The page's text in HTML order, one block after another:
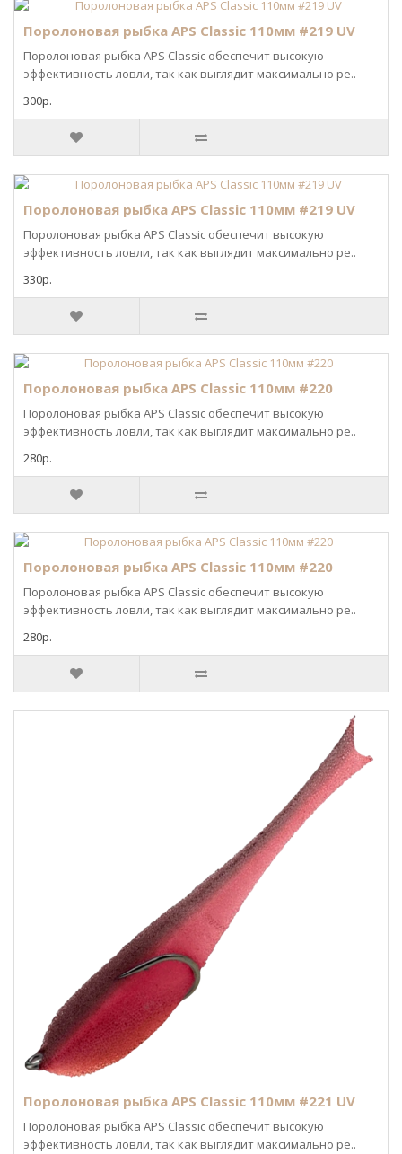
Поролоновая рыбка APS Classic 110мм #219 UV
Поролоновая рыбка APS Classic обеспечит высокую
эффективность ловли, так как выглядит максимально ре..
300р.
Поролоновая рыбка APS Classic 110мм #219 UV
Поролоновая рыбка APS Classic обеспечит высокую
эффективность ловли, так как выглядит максимально ре..
330р.
Поролоновая рыбка APS Classic 110мм #220
Поролоновая рыбка APS Classic обеспечит высокую
эффективность ловли, так как выглядит максимально ре..
280р.
Поролоновая рыбка APS Classic 110мм #220
Поролоновая рыбка APS Classic обеспечит высокую
эффективность ловли, так как выглядит максимально ре..
280р.
Поролоновая рыбка APS Classic 110мм #221 UV
Поролоновая рыбка APS Classic обеспечит высокую
эффективность ловли, так как выглядит максимально ре..